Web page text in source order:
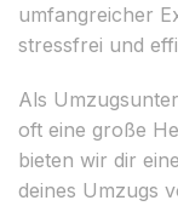
umfangreicher
stressfrei und
Als
oft eine große
bieten wir dir
deines Umzugs